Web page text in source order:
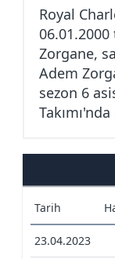
Royal
Zorgane,
Adem
sezon 6
Tarih
23.04.2023